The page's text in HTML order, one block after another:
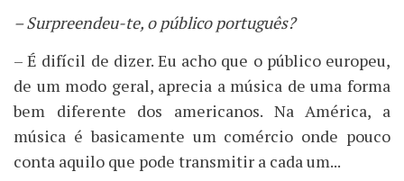
– Surpreendeu-te, o público português?
– É difícil de dizer. Eu acho que o público europeu,
de um modo geral, aprecia a música de uma forma
bem diferente dos americanos. Na América, a
música é basicamente um comércio onde pouco
conta aquilo que pode transmitir a cada um...